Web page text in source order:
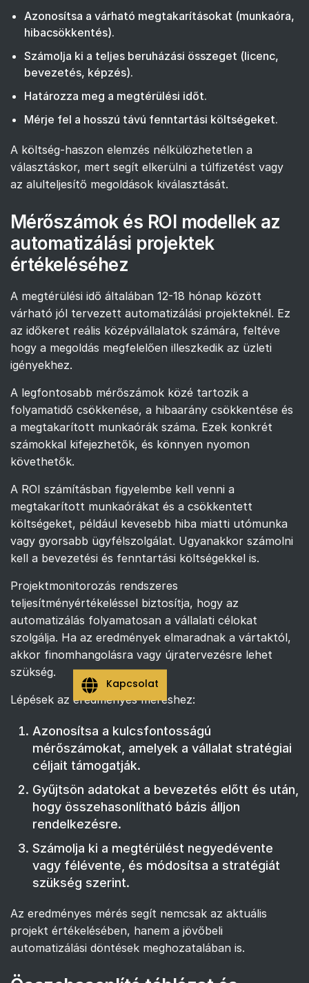
Azonosítsa a várható megtakarításokat (munkaóra,
hibacsökkentés).
Számolja ki a teljes beruházási összeget (licenc,
bevezetés, képzés).
Határozza meg a megtérülési időt.
Mérje fel a hosszú távú fenntartási költségeket.
A költség-haszon elemzés nélkülözhetetlen a
választáskor, mert segít elkerülni a túlfizetést vagy
az alulteljesítő megoldások kiválasztását.
Mérőszámok és ROI modellek az
automatizálási projektek
értékeléséhez
A megtérülési idő általában 12-18 hónap között
várható jól tervezett automatizálási projekteknél. Ez
az időkeret reális középvállalatok számára, feltéve
hogy a megoldás megfelelően illeszkedik az üzleti
igényekhez.
A legfontosabb mérőszámok közé tartozik a
folyamatidő csökkenése, a hibaarány csökkentése és
a megtakarított munkaórák száma. Ezek konkrét
számokkal kifejezhetők, és könnyen nyomon
követhetők.
A ROI számításban figyelembe kell venni a
megtakarított munkaórákat és a csökkentett
költségeket, például kevesebb hiba miatti utómunka
vagy gyorsabb ügyfélszolgálat. Ugyanakkor számolni
kell a bevezetési és fenntartási költségekkel is.
Projektmonitorozás rendszeres
teljesítményértékeléssel biztosítja, hogy az
automatizálás folyamatosan a vállalati célokat
szolgálja. Ha az eredmények elmaradnak a vártaktól,
akkor finomhangolásra vagy újratervezésre lehet
szükség.
Lépések az eredményes méréshez:
Azonosítsa a kulcsfontosságú
mérőszámokat, amelyek a vállalat stratégiai
céljait támogatják.
Gyűjtsön adatokat a bevezetés előtt és után,
hogy összehasonlítható bázis álljon
rendelkezésre.
Számolja ki a megtérülést negyedévente
vagy félévente, és módosítsa a stratégiát
szükség szerint.
Az eredményes mérés segít nemcsak az aktuális
projekt értékelésében, hanem a jövőbeli
automatizálási döntések meghozatalában is.
Kapcsolat